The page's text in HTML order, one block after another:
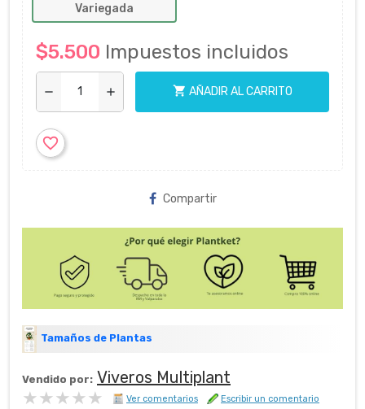
Variegada
$5.500 Impuestos incluidos
remove add shopping_cart AÑADIR AL CARRITO
favorite_border
Compartir
Tamaños de Plantas
Vendido por: Viveros Multiplant
★★★★★
★★★★★ Ver comentarios Escribir un comentario